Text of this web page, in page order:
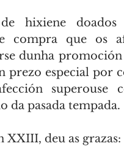
hixiene
compra que os
dunha
prezo especial por
superouse
da pasada tempada.
XXIII, deu as grazas: